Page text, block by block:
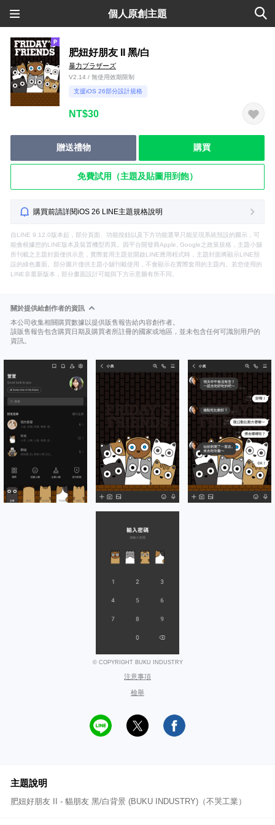
個人原創主題
肥妞好朋友 II 黑/白
暴力ブラザーズ
V2.14 / 無使用效期限制
支援iOS 26部分設計規格
NT$30
贈送禮物 購買
免費試用（主題及貼圖用到飽）
購買前請詳閱iOS 26 LINE主題規格說明
自LINE 9.12.0版本起，部分頁面、功能按鈕以及下方功能選單只能呈現系統預設的圖示，可
能會根據您的LINE版本及裝置機型而異。因平台開發商Apple, Google之政策規格，主題小舖
所刊載之主題封面僅供示意，實際套用主題並開啟LINE應用程式時，主題封面將顯示LINE預
設的綠色畫面。部分圖片僅供主題小舖刊載使用，不會顯示在實際套用的主題內。若您使用的
LINE非最新版本，部分畫面設計可能與下方示意圖有所不同。
關於提供給創作者的資訊
本公司收集相關購買數據以提供販售報告給內容創作者。
該販售報告包含購買日期及購買者所註冊的國家或地區，並未包含任何可識別用戶的
資訊。
© COPYRIGHT BUKU INDUSTRY
注意事項
檢舉
主題說明
肥妞好朋友 II - 貓朋友 黑/白背景 (BUKU INDUSTRY)（不哭工業）